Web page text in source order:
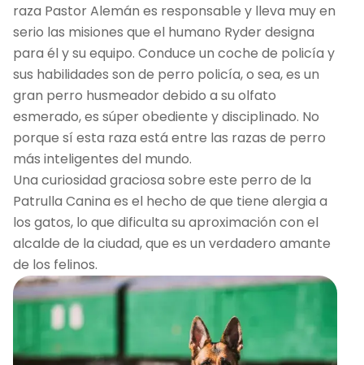
raza Pastor Alemán es responsable y lleva muy en
serio las misiones que el humano Ryder designa
para él y su equipo. Conduce un coche de policía y
sus habilidades son de perro policía, o sea, es un
gran perro husmeador debido a su olfato
esmerado, es súper obediente y disciplinado. No
porque sí esta raza está entre las razas de perro
más inteligentes del mundo.
Una curiosidad graciosa sobre este perro de la
Patrulla Canina es el hecho de que tiene alergia a
los gatos, lo que dificulta su aproximación con el
alcalde de la ciudad, que es un verdadero amante
de los felinos.